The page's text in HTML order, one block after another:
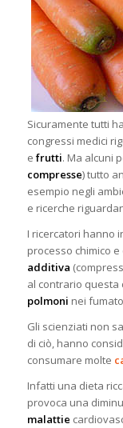
Sicuramente tutti
congressi medici
e frutti. Ma alcuni
compresse) tutto
esempio negli
e ricerche
I ricercatori hanno
processo chimico
additiva
al contrario questa
polmoni nei
Gli scienziati non
di ciò, hanno
consumare molte
Infatti una dieta
provoca una
malattie